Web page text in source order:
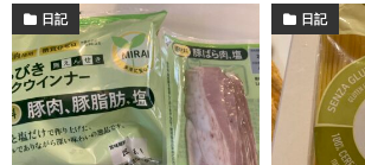
日記 日記